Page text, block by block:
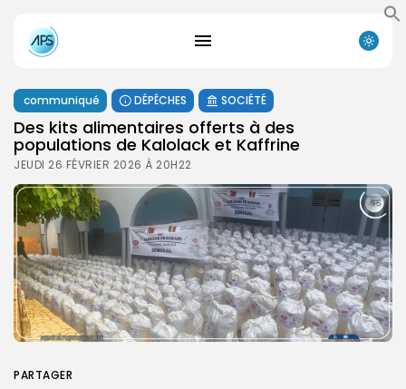
communiqué DÉPÊCHES SOCIÉTÉ
Des kits alimentaires offerts à des
populations de Kalolack et Kaffrine
JEUDI 26 FÉVRIER 2026 À 20H22
PARTAGER